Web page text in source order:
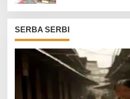
SERBA SERBI